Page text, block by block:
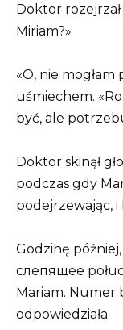
Doktor rozejrzał
Miriam?»
«O, nie
uśmiechem.
być, ale
Doktor skinął
podczas gdy
podejrzewając, i
Godzinę
слепящее
Mariam. Numer
odpowiedziała.